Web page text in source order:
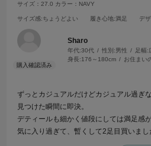
サイズ：27.0 カラー：NAVY
サイズ感:ちょうどよい 履き心地:満足 デ
Sharo
年代:30代 性別:男性 足幅:
身長:176～180cm お住まい
ずっとカジュアルだけどカジュアル過ぎ
見つけた瞬間に即決。
デティールも細かく値段にしては満足感が
気に入り過ぎて、暫くして2足目買いまし